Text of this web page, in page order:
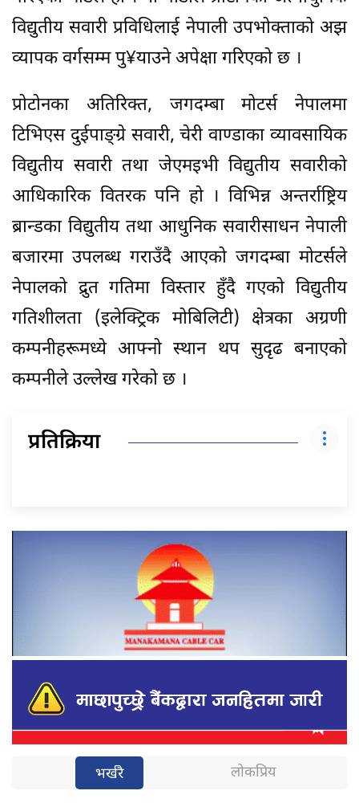
विद्युतीय सवारी प्रविधिलाई नेपाली उपभोक्ताको अझ
व्यापक वर्गसम्म पु¥याउने अपेक्षा गरिएको छ ।
प्रोटोनका अतिरिक्त, जगदम्बा मोटर्स नेपालमा
टिभिएस दुईपाङ्ग्रे सवारी, चेरी वाण्डाका व्यावसायिक
विद्युतीय सवारी तथा जेएमइभी विद्युतीय सवारीको
आधिकारिक वितरक पनि हो । विभिन्न अन्तर्राष्ट्रिय
ब्रान्डका विद्युतीय तथा आधुनिक सवारीसाधन नेपाली
बजारमा उपलब्ध गराउँदै आएको जगदम्बा मोटर्सले
नेपालको द्रुत गतिमा विस्तार हुँदै गएको विद्युतीय
गतिशीलता (इलेक्ट्रिक मोबिलिटी) क्षेत्रका अग्रणी
कम्पनीहरूमध्ये आफ्नो स्थान थप सुदृढ बनाएको
कम्पनीले उल्लेख गरेको छ ।
प्रतिक्रिया
भर्खरै लोकप्रिय